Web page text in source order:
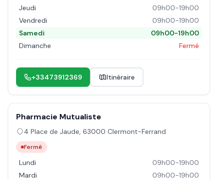
Jeudi
09h00-19h00
Vendredi
09h00-19h00
Samedi
09h00-19h00
Dimanche
Fermé
+33473912369 Itinéraire
Pharmacie Mutualiste
4 Place de Jaude, 63000 Clermont-Ferrand
Fermé
Lundi
09h00-19h00
Mardi
09h00-19h00